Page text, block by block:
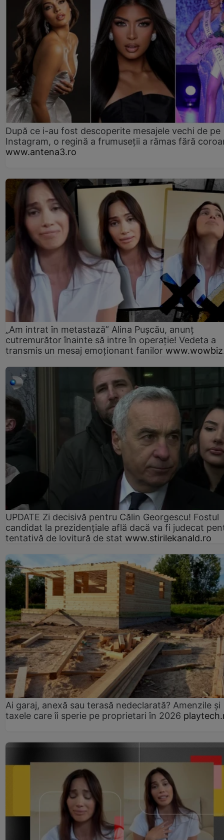
După ce i-au fost descoperite mesajele vechi de pe
Instagram, o regină a frumuseții a rămas fără
www.antena3.ro
„Am intrat în metastază” Alina Pușcău, anunț
cutremurător înainte să intre în operație! Vedeta a
transmis un mesaj emoționant fanilor
UPDATE Zi decisivă pentru Călin Georgescu! Fostul
candidat la prezidențiale află dacă va fi judecat
tentativă de lovitură de stat www.stirilekanald.ro
Ai garaj, anexă sau terasă nedeclarată? Amenzile și
taxele care îi sperie pe proprietari în 2026